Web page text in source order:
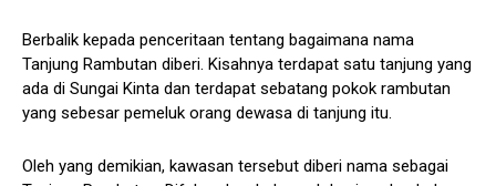
Berbalik kepada penceritaan tentang bagaimana nama
Tanjung Rambutan diberi. Kisahnya terdapat satu tanjung yang
ada di Sungai Kinta dan terdapat sebatang pokok rambutan
yang sebesar pemeluk orang dewasa di tanjung itu.
Oleh yang demikian, kawasan tersebut diberi nama sebagai